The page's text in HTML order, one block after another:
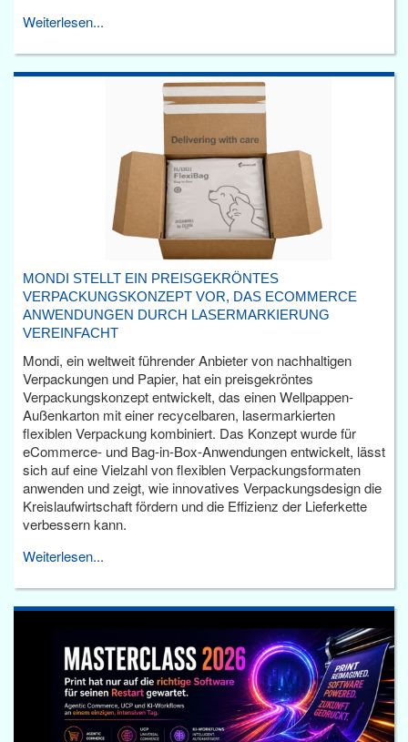
Weiterlesen...
MONDI STELLT EIN PREISGEKRÖNTES
VERPACKUNGSKONZEPT VOR, DAS ECOMMERCE
ANWENDUNGEN DURCH LASERMARKIERUNG
VEREINFACHT
Mondi, ein weltweit führender Anbieter von nachhaltigen
Verpackungen und Papier, hat ein preisgekröntes
Verpackungskonzept entwickelt, das einen Wellpappen-
Außenkarton mit einer recycelbaren, lasermarkierten
flexiblen Verpackung kombiniert. Das Konzept wurde für
eCommerce- und Bag-in-Box-Anwendungen entwickelt, lässt
sich auf eine Vielzahl von flexiblen Verpackungsformaten
anwenden und zeigt, wie innovatives Verpackungsdesign die
Kreislaufwirtschaft fördern und die Effizienz der Lieferkette
verbessern kann.
Weiterlesen...